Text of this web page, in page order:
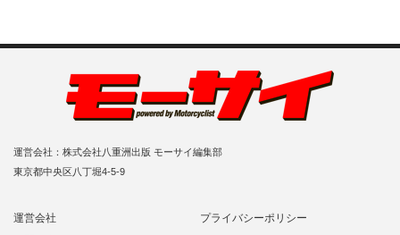
運営会社：株式会社八重洲出版 モーサイ編集部
東京都中央区八丁堀4-5-9
運営会社
プライバシーポリシー